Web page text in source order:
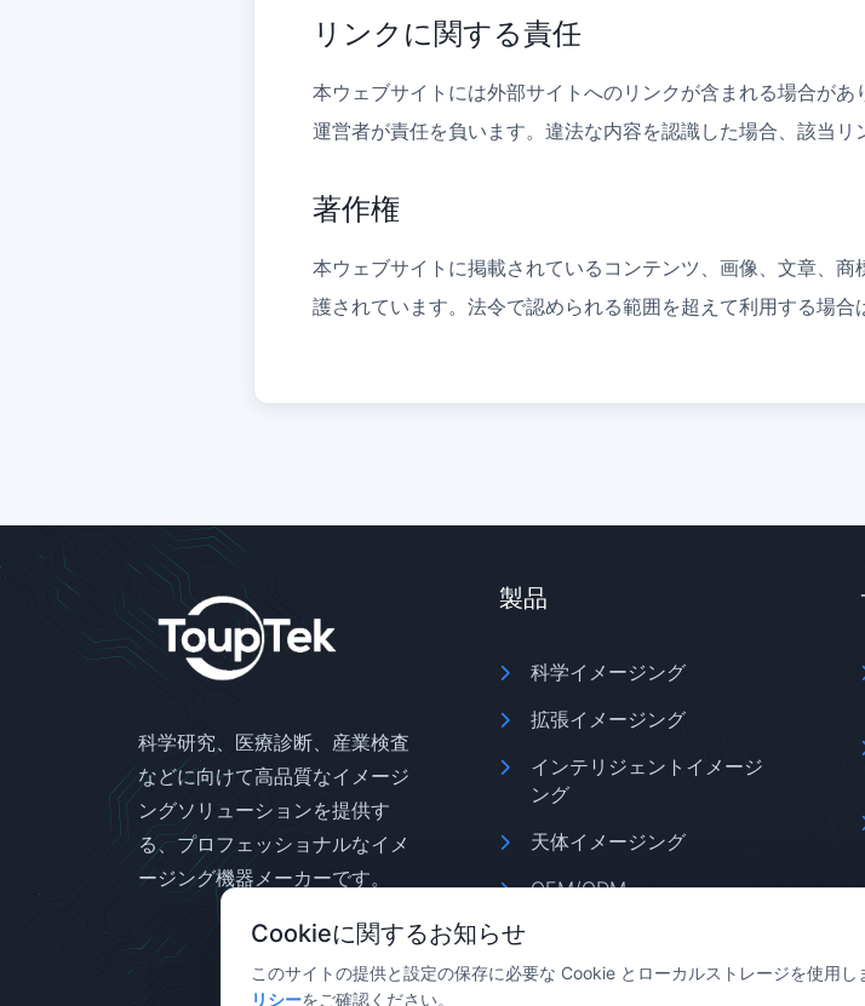
リンクに関する責任
本ウェブサイトには外部サイトへのリンクが含まれる場合が
運営者が責任を負います。違法な内容を認識した場合、該当リ
著作権
本ウェブサイトに掲載されているコンテンツ、画像、文章、
護されています。法令で認められる範囲を超えて利用する場合
科学研究、医療診断、産業検査
などに向けて高品質なイメージ
ングソリューションを提供す
る、プロフェッショナルなイメ
ージング機器メーカーです。
製品
科学イメージング
拡張イメージング
インテリジェントイメージ
ング
天体イメージング
OEM/ODM
Cookieに関するお知らせ
このサイトの提供と設定の保存に必要な Cookie とローカルストレージを使用し
リシーをご確認ください。